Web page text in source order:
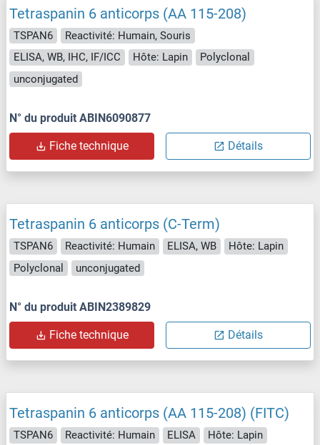
Tetraspanin 6 anticorps (AA 115-208)
TSPAN6
Reactivité: Humain, Souris
ELISA, WB, IHC, IF/ICC
Hôte: Lapin
Polyclonal
unconjugated
N° du produit ABIN6090877
Fiche technique Détails
Tetraspanin 6 anticorps (C-Term)
TSPAN6 Reactivité: Humain ELISA, WB
Hôte: Lapin
Polyclonal
unconjugated
N° du produit ABIN2389829
Fiche technique Détails
Tetraspanin 6 anticorps (AA 115-208) (FITC)
TSPAN6 Reactivité: Humain ELISA
Hôte: Lapin